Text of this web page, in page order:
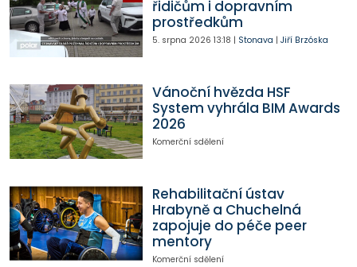
řidičům i dopravním
prostředkům
5. srpna 2026 13:18 | Stonava | Jiří Brzóska
Vánoční hvězda HSF
System vyhrála BIM Awards
2026
Komerční sdělení
Rehabilitační ústav
Hrabyně a Chuchelná
zapojuje do péče peer
mentory
Komerční sdělení